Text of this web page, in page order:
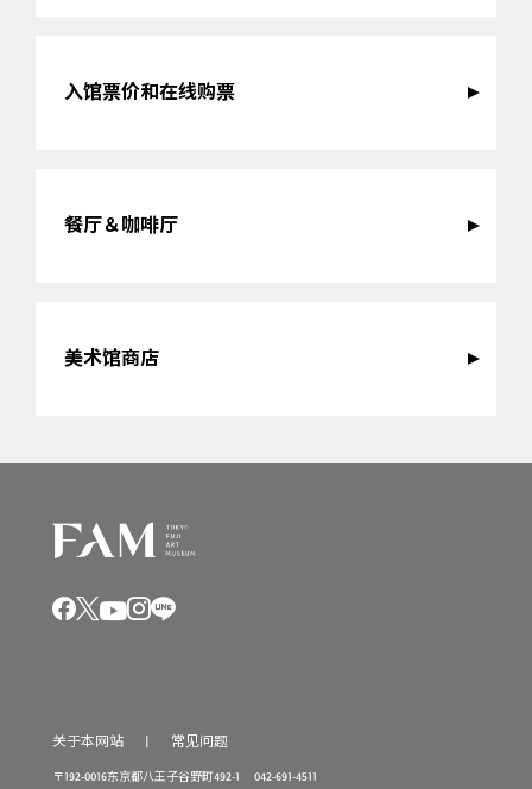
入馆票价和在线购票
餐厅＆咖啡厅
美术馆商店
关于本网站 常见问题
〒192-0016东京都八王子谷野町492-1 042-691-4511